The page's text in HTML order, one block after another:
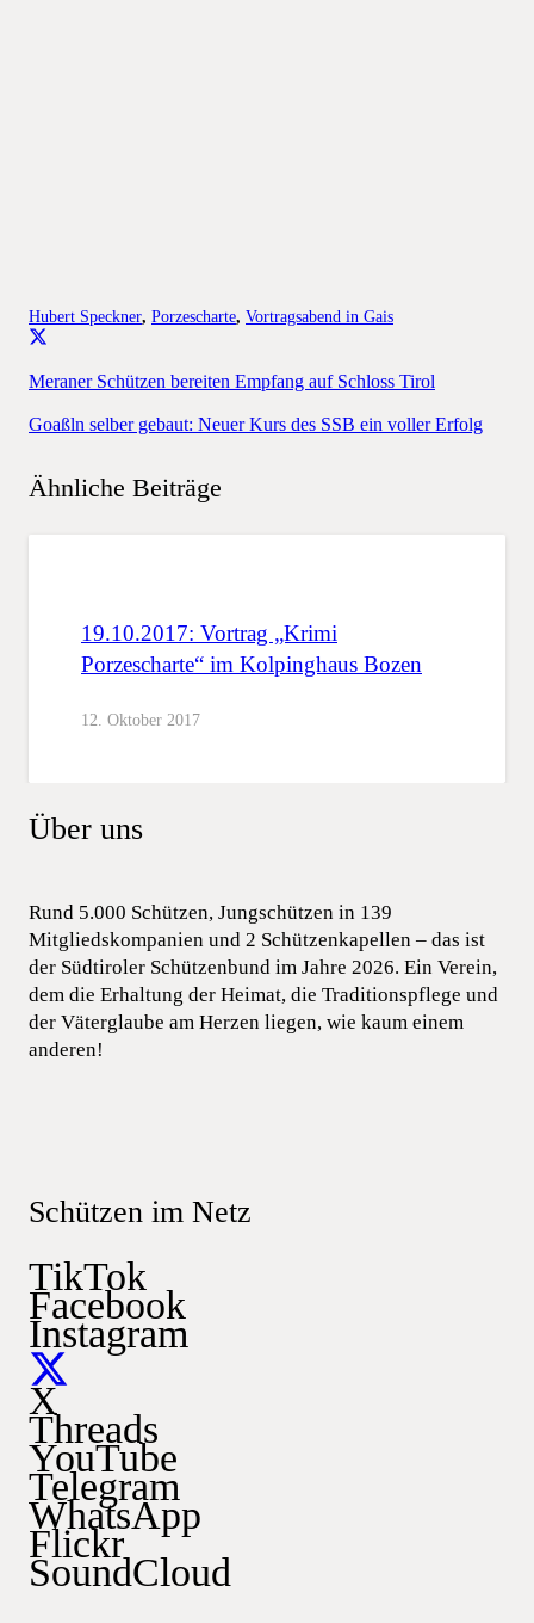
Hubert Speckner, Porzescharte, Vortragsabend in Gais
Meraner Schützen bereiten Empfang auf Schloss Tirol
Goaßln selber gebaut: Neuer Kurs des SSB ein voller Erfolg
Ähnliche Beiträge
19.10.2017: Vortrag „Krimi
Porzescharte“ im Kolpinghaus Bozen
12. Oktober 2017
Über uns
Rund 5.000 Schützen, Jungschützen in 139
Mitgliedskompanien und 2 Schützenkapellen – das ist
der Südtiroler Schützenbund im Jahre 2026. Ein Verein,
dem die Erhaltung der Heimat, die Traditionspflege und
der Väterglaube am Herzen liegen, wie kaum einem
anderen!
Schützen im Netz
TikTok
Facebook
Instagram
X
Threads
YouTube
Telegram
WhatsApp
Flickr
SoundCloud